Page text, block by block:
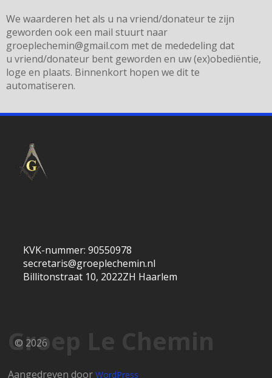
We waarderen het als u na vriend/donateur te zijn
geworden ook een mail stuurt naar
groeplechemin@gmail.com met de mededeling dat
u vriend/donateur bent geworden en uw (ex)obediëntie,
loge en plaats. Binnenkort hopen we dit te
automatiseren.
KVK-nummer: 90550978
secretaris@groeplechemin.nl
Billitonstraat 10, 2022ZH Haarlem
Groep Le Chemin
© 2026
Aangedreven doorWordPress